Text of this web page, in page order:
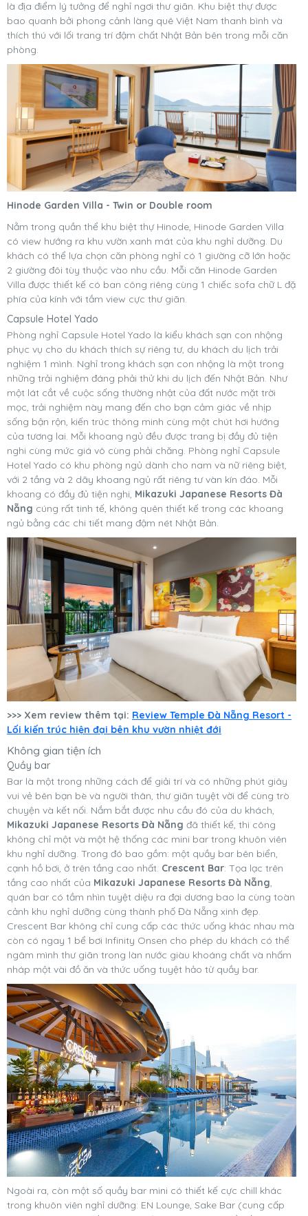
là địa điểm lý tưởng để nghỉ ngơi thư giãn. Khu biệt thự được
bao quanh bởi phong cảnh làng quê Việt Nam thanh bình và
thích thú với lối trang trí đậm chất Nhật Bản bên trong mỗi căn
phòng.
Hinode Garden Villa - Twin or Double room
Nằm trong quần thể khu biệt thự Hinode, Hinode Garden Villa
có view hướng ra khu vườn xanh mát của khu nghỉ dưỡng. Du
khách có thể lựa chọn căn phòng nghỉ có 1 giường cỡ lớn hoặc
2 giường đôi tùy thuộc vào nhu cầu. Mỗi căn Hinode Garden
Villa được thiết kế có ban công riêng cùng 1 chiếc sofa chữ L đặ
phía của kính với tầm view cực thư giãn.
Capsule Hotel Yado
Phòng nghỉ Capsule Hotel Yado là kiểu khách sạn con nhộng
phục vụ cho du khách thích sự riêng tư, du khách du lịch trải
nghiệm 1 mình. Nghỉ trong khách sạn con nhộng là một trong
những trải nghiệm đáng phải thử khi du lịch đến Nhật Bản. Như
một lát cắt về cuộc sống thường nhật của đất nước mặt trời
mọc, trải nghiệm này mang đến cho bạn cảm giác về nhịp
sống bận rộn, kiến trúc thông minh cùng một chút hơi hướng
của tương lai. Mỗi khoang ngủ đều được trang bị đầy đủ tiện
nghi cùng mức giá vô cùng phải chăng. Phòng nghỉ Capsule
Hotel Yado có khu phòng ngủ dành cho nam và nữ riêng biệt,
với 2 tầng và 2 dãy khoang ngủ rất riêng tư vàn kín đáo. Mỗi
khoang có đầy đủ tiện nghi, Mikazuki Japanese Resorts Đà
Nẵng cúng rất tinh tế, không quên thiết kế trong các khoang
ngủ bằng các chi tiết mang đậm nét Nhật Bản.
>>> Xem review thêm tại: Review Temple Đà Nẵng Resort -
Lối kiến trúc hiện đại bên khu vườn nhiệt đới
Không gian tiện ích
Quầy bar
Bar là một trong những cách để giải trí và có những phút giây
vui vẻ bên bạn bè và người thân, thư giãn tuyệt vời để cùng trò
chuyện và kết nối. Nắm bắt được nhu cầu đó của du khách,
Mikazuki Japanese Resorts Đà Nẵng đã thiết kế, thi công
không chỉ một và một hệ thống các mini bar trong khuôn viên
khu nghỉ dưỡng. Trong đó bao gồm: một quầy bar bên biển,
cạnh hồ bơi, ở trên tầng cao nhất. Crescent Bar: Tọa lạc trên
tầng cao nhất của Mikazuki Japanese Resorts Đà Nẵng
quán bar có tầm nhìn tuyệt diệu ra đại dương bao la cùng toàn
cảnh khu nghỉ dưỡng cùng thành phố Đà Nẵng xinh đẹp.
Crescent Bar không chỉ cung cấp các thức uống khác nhau mà
còn có ngay 1 bể bơi Infinity Onsen cho phép du khách có thể
ngâm mình thư giãn trong làn nước giàu khoáng chất và nhấm
nháp một vài đồ ăn và thức uống tuyệt hảo từ quầy bar.
Ngoài ra, còn một số quầy bar mini có thiết kế cực chill khác
trong khuôn viên nghỉ dưỡng: EN Lounge, Sake Bar (cung cấp